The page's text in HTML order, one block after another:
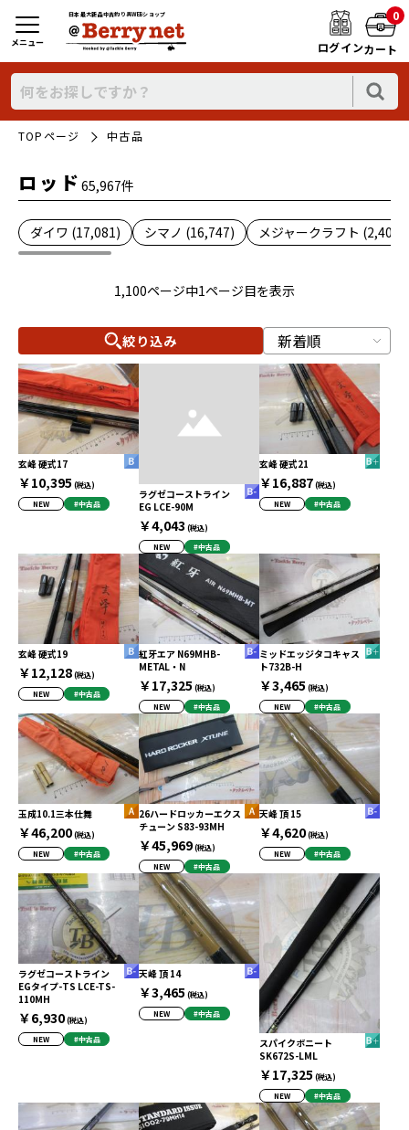
日本最大新品中古釣り具WEBショップ
ログイン
0
カート
メニュー
TOPページ 中古品
ロッド 65,967件
ダイワ (17,081) シマノ (16,747) メジャークラフト (2,402)
1,100ページ中1ページ目を表示
絞り込み
玄峰 硬式17
￥10,395 (税込)
NEW
#中古品
ラグゼコーストライン
EG LCE-90M
￥4,043 (税込)
NEW
#中古品
玄峰 硬式21
￥16,887(税込)
NEW
#中古品
玄峰 硬式19
￥12,128(税込)
NEW
#中古品
紅牙エア N69MHB-
METAL・N
￥17,325 (税込)
NEW
#中古品
ミッドエッジタコキャス
ト732B-H
￥3,465 (税込)
NEW
#中古品
玉成10.1三本仕舞
￥46,200(税込)
NEW
#中古品
26ハードロッカーエクス
チューン S83-93MH
￥45,969(税込)
NEW
#中古品
天峰 頂 15
￥4,620(税込)
NEW
#中古品
ラグゼコーストライン
EGタイプ-TS LCE-TS-
110MH
￥6,930(税込)
NEW
#中古品
天峰 頂 14
￥3,465 (税込)
NEW
#中古品
スパイクボニート
SK672S-LML
￥17,325 (税込)
NEW
#中古品